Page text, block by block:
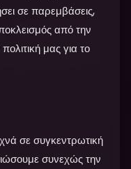
σε παρεμβάσεις,
από την
μας για το
σε συγκεντρωτική
συνεχώς την